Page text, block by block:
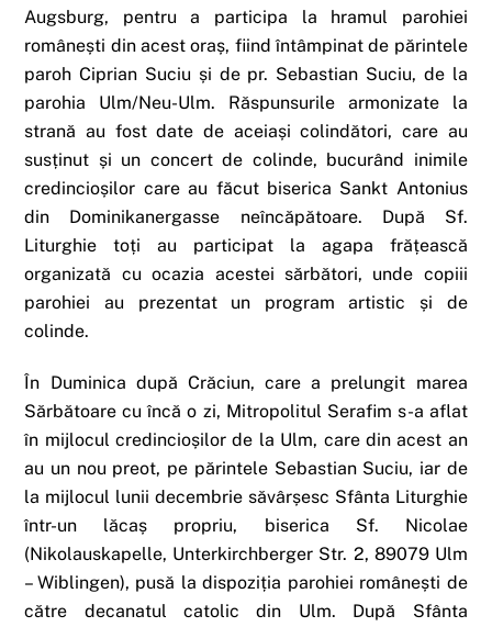
Augsburg, pentru a participa la hramul parohiei
românești din acest oraș, fiind întâmpinat de părintele
paroh Ciprian Suciu și de pr. Sebastian Suciu, de la
parohia Ulm/Neu-Ulm. Răspunsurile armonizate la
strană au fost date de aceiași colindători, care au
susținut și un concert de colinde, bucurând inimile
credincioșilor care au făcut biserica Sankt Antonius
din Dominikanergasse neîncăpătoare. După Sf.
Liturghie toți au participat la agapa frățească
organizată cu ocazia acestei sărbători, unde copiii
parohiei au prezentat un program artistic și de
colinde.
În Duminica după Crăciun, care a prelungit marea
Sărbătoare cu încă o zi, Mitropolitul Serafim s-a aflat
în mijlocul credincioșilor de la Ulm, care din acest an
au un nou preot, pe părintele Sebastian Suciu, iar de
la mijlocul lunii decembrie săvârșesc Sfânta Liturghie
într-un lăcaș propriu, biserica Sf. Nicolae
(Nikolauskapelle, Unterkirchberger Str. 2, 89079 Ulm
– Wiblingen), pusă la dispoziția parohiei românești de
către decanatul catolic din Ulm. După Sfânta